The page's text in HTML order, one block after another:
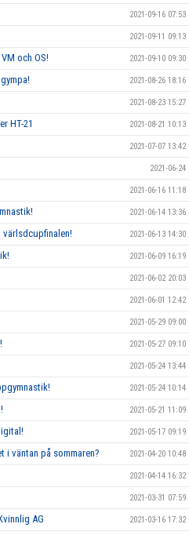
2021-09-16 07:53
2021-09-11 09:13
och OS! 2021-09-10 09:30
2021-08-26 18:16
2021-08-23 15:27
HT-21 2021-08-21 10:13
2021-07-07 13:42
2021-06-24
2021-06-16 11:18
2021-06-14 13:36
2021-06-13 14:30
2021-06-09 16:19
2021-06-02 20:03
2021-06-01 12:42
2021-05-29 09:00
2021-05-27 09:10
2021-05-24 13:44
2021-05-24 10:14
2021-05-21 11:09
2021-05-17 09:19
i väntan på sommaren? 2021-04-20 10:48
2021-04-14 16:32
2021-03-31 07:59
AG 2021-03-16 17:32